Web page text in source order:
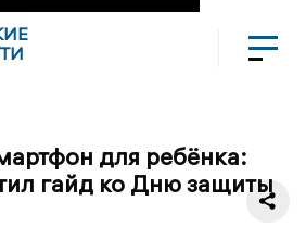
для ребёнка:
гайд ко Дню защиты